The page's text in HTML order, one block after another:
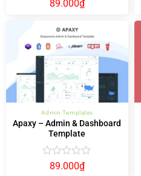
Được
5
sao
89.000₫
Admin Templates
Apaxy – Admin & Dashboard
Template
Được
89.000₫